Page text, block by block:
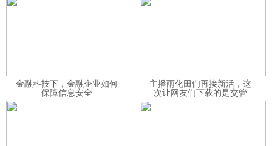
金融科技下，金融企业如何
保障信息安全
主播雨化田们再接新活，这
次让网友们下载的是交管
12123APP